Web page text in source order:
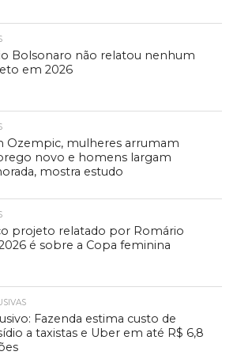
Bolsonaro não relatou nenhum
em 2026
Ozempic, mulheres arrumam
novo e homens largam
mostra estudo
projeto relatado por Romário
é sobre a Copa feminina
Fazenda estima custo de
a taxistas e Uber em até R$ 6,8